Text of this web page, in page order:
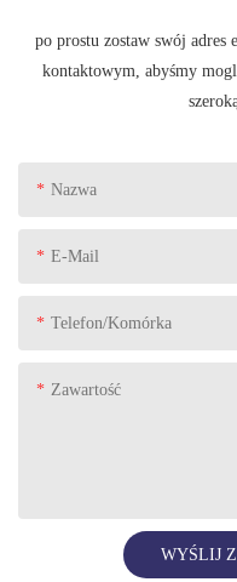
po prostu zostaw swój
kontaktowym, abyśmy
Nazwa
E-Mail
Telefon/komórka
Zawartość
WYŚLIJ